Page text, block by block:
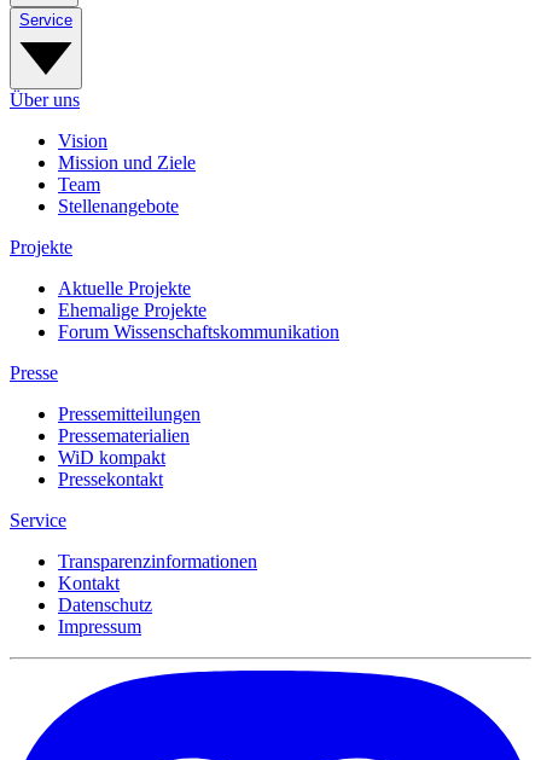
Service
Über uns
Vision
Mission und Ziele
Team
Stellenangebote
Projekte
Aktuelle Projekte
Ehemalige Projekte
Forum Wissenschaftskommunikation
Presse
Pressemitteilungen
Pressematerialien
WiD kompakt
Pressekontakt
Service
Transparenzinformationen
Kontakt
Datenschutz
Impressum